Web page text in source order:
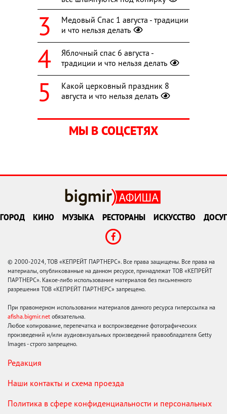
Медовый Спас 1 августа - традиции
и что нельзя делать
Яблочный спас 6 августа -
традиции и что нельзя делать
Какой церковный праздник 8
августа и что нельзя делать
МЫ В СОЦСЕТЯХ
ГОРОД КИНО МУЗЫКА РЕСТОРАНЫ ИСКУССТВО ДОСУГ
© 2000-2024, ТОВ «КЕПРЕЙТ ПАРТНЕРС». Все права защищены. Все права на
материалы, опубликованные на данном ресурсе, принадлежат ТОВ «КЕПРЕЙТ
ПАРТНЕРС». Какое-либо использование материалов без письменного
разрешения ТОВ «КЕПРЕЙТ ПАРТНЕРС» запрещено.
При правомерном использовании материалов данного ресурса гиперссылка на
afisha.bigmir.net обязательна.
Любое копирование, перепечатка и воспроизведение фотографических
произведений и/или аудиовизуальных произведений правообладателя Getty
Images - строго запрещено.
Редакция
Наши контакты и схема проезда
Политика в сфере конфиденциальности и персональных